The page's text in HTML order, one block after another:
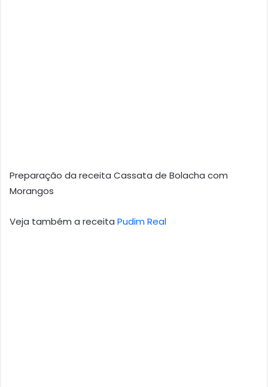
Preparação da receita Cassata de Bolacha com
Morangos
Veja também a receita Pudim Real